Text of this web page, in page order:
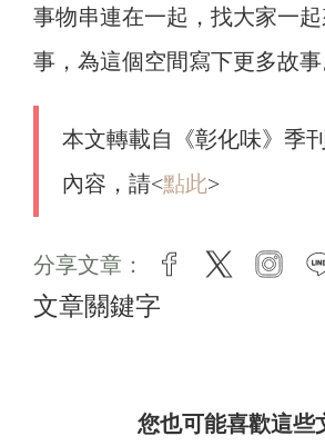
事物串連在一起，找大家一
事，為這個空間寫下更多故事
本文轉載自《彰化味》季
內容，請<點此>
分享文章： facebook
twitter
文章關鍵字
您也可能喜歡這些